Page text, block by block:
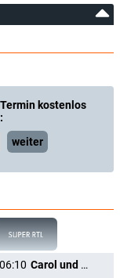
kostenlos
weiter
06:10 Carol und die Weihnachtsgeister